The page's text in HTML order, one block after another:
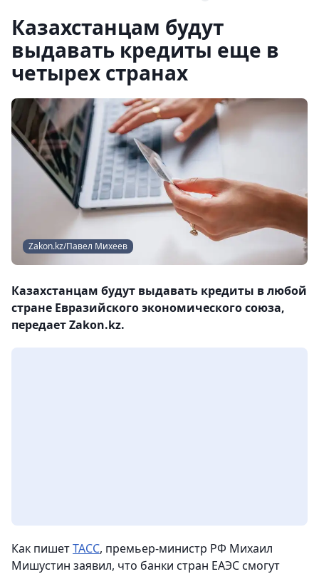
Казахстанцам будут
выдавать кредиты еще в
четырех странах
Zakon.kz/Павел Михеев
Казахстанцам будут выдавать кредиты в любой
стране Евразийского экономического союза,
передает Zakon.kz.
Как пишетТАСС, премьер-министр РФ Михаил
Мишустин заявил, что банки стран ЕАЭС смогут